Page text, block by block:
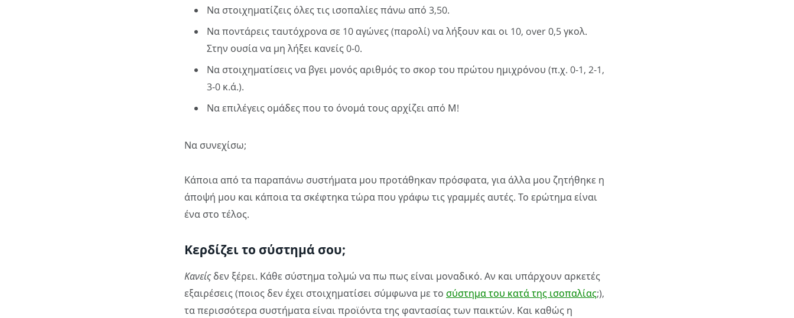
Να στοιχηματίζεις όλες τις ισοπαλίες πάνω από 3,50.
Να ποντάρεις ταυτόχρονα σε 10 αγώνες (παρολί) να λήξουν και οι 10, over 0,5 γκολ.
Στην ουσία να μη λήξει κανείς 0-0.
Να στοιχηματίσεις να βγει μονός αριθμός το σκορ του πρώτου ημιχρόνου (π.χ. 0-1, 2-1,
3-0 κ.ά.).
Να επιλέγεις ομάδες που το όνομά τους αρχίζει από Μ!
Να συνεχίσω;
Κάποια από τα παραπάνω συστήματα μου προτάθηκαν πρόσφατα, για άλλα μου ζητήθηκε η
άποψή μου και κάποια τα σκέφτηκα τώρα που γράφω τις γραμμές αυτές. Το ερώτημα είναι
ένα στο τέλος.
Κερδίζει το σύστημά σου;
Κανείςδεν ξέρει. Κάθε σύστημα τολμώ να πω πως είναι μοναδικό. Αν και υπάρχουν αρκετές
εξαιρέσεις (ποιος δεν έχει στοιχηματίσει σύμφωνα με το σύστημα του κατά της ισοπαλίας;),
τα περισσότερα συστήματα είναι προϊόντα της φαντασίας των παικτών. Και καθώς η